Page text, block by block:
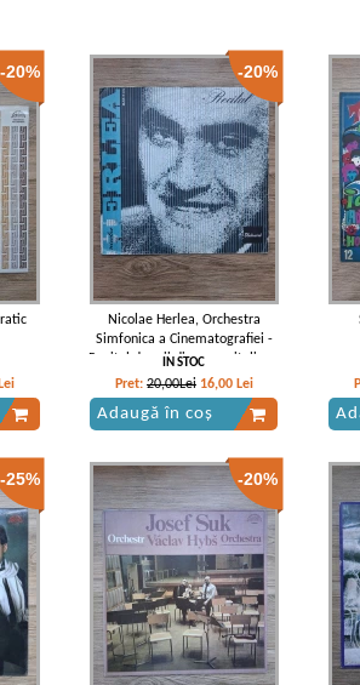
-20%
Lei
-20%
Nicolae Herlea, Orchestra
Simfonica a Cinematografiei -
Recital de arii din opere italiene
(Gioachino Rossini, Giuseppe
Verdi, Umberto Giordano,
Ruggiero Leoncavallo)
IN STOC
Pret: 20,00Lei 16,00 Lei
Adaugă în coș
-25% -20%